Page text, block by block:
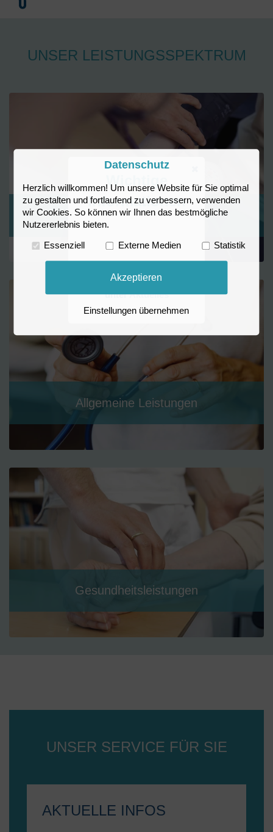
UNSER LEISTUNGSSPEKTRUM
Präventionsmedizin
Allgemeine Leistungen
Gesundheitsleistungen
UNSER SERVICE FÜR SIE
AKTUELLE INFOS
Datenschutz
Herzlich willkommen! Um unsere Website für Sie optimal
zu gestalten und fortlaufend zu verbessern, verwenden
wir Cookies. So können wir Ihnen das bestmögliche
Nutzererlebnis bieten.
Essenziell Externe Medien Statistik
Akzeptieren
Einstellungen übernehmen
Wichtige
Informationen
wichtigen Informationen
unterAktuelles